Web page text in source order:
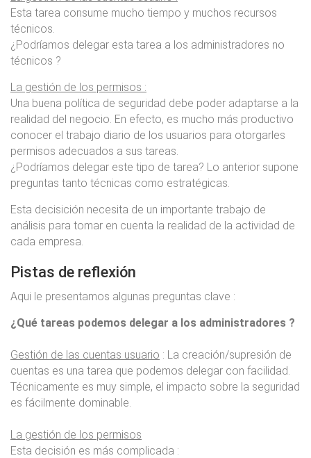
Esta tarea consume mucho tiempo y muchos recursos
técnicos.
¿Podríamos delegar esta tarea a los administradores no
técnicos ?
La gestión de los permisos :
Una buena política de seguridad debe poder adaptarse a la
realidad del negocio. En efecto, es mucho más productivo
conocer el trabajo diario de los usuarios para otorgarles
permisos adecuados a sus tareas.
¿Podríamos delegar este tipo de tarea? Lo anterior supone
preguntas tanto técnicas como estratégicas.
Esta decisición necesita de un importante trabajo de
análisis para tomar en cuenta la realidad de la actividad de
cada empresa.
Pistas de reflexión
Aqui le presentamos algunas preguntas clave :
¿Qué tareas podemos delegar a los administradores ?
Gestión de las cuentas usuario : La creación/supresión de
cuentas es una tarea que podemos delegar con facilidad.
Técnicamente es muy simple, el impacto sobre la seguridad
es fácilmente dominable.
La gestión de los permisos
Esta decisión es más complicada :